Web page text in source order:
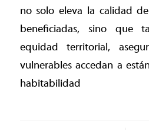
no solo eleva la calidad
beneficiadas, sino que
equidad territorial,
vulnerables accedan a
habitabilidad